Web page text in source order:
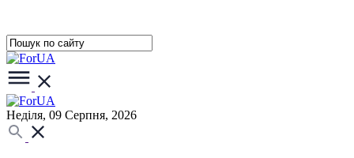
Неділя, 09 Серпня, 2026